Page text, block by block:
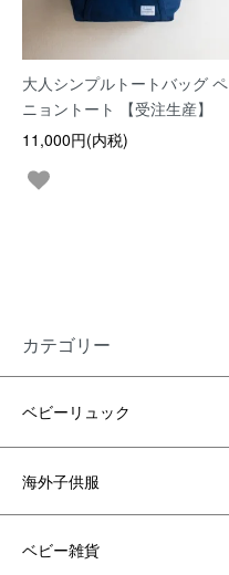
大人シンプルトートバッグ ペ
ニョントート 【受注生産】
11,000円(内税)
カテゴリー
ベビーリュック
海外子供服
ベビー雑貨